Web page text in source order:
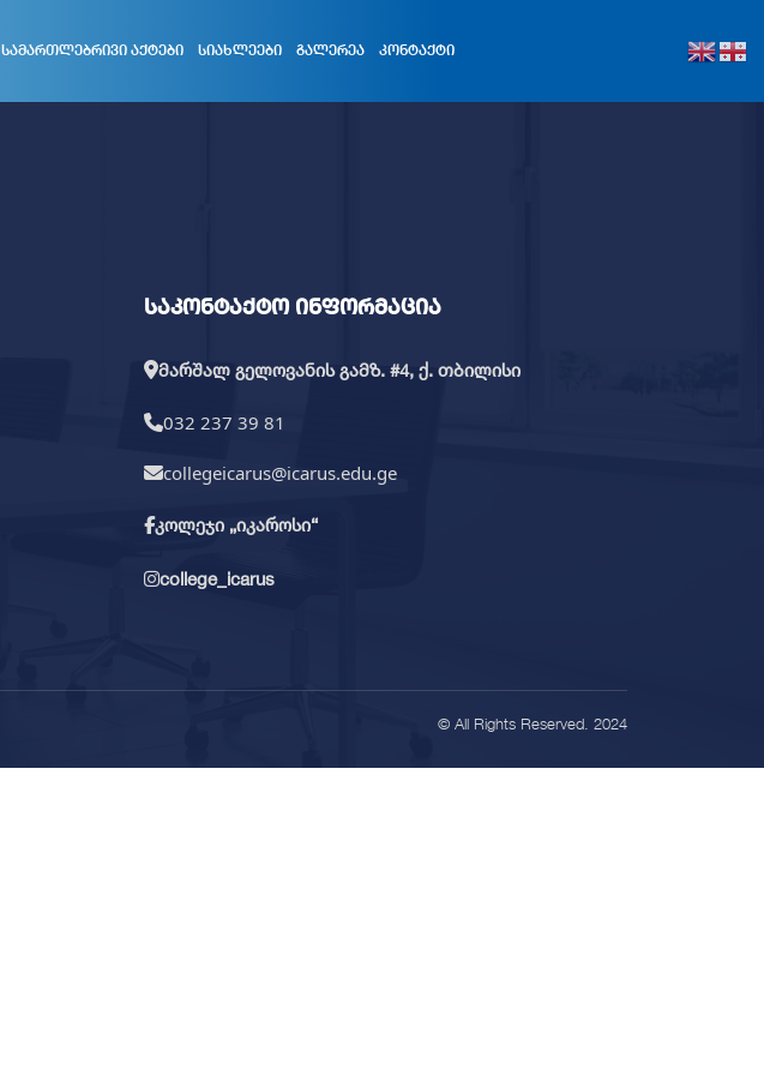
ᲡᲐᲛᲐᲠᲗᲚᲔᲑᲠᲘᲕᲘ ᲐᲥᲢᲔᲑᲘ ᲡᲘᲐᲮᲚᲔᲔᲑᲘ ᲒᲐᲚᲔᲠᲔᲐ ᲙᲝᲜᲢᲐᲥᲢᲘ
საკონტაქტო ინფორმაცია
მარშალ გელოვანის გამზ. #4, ქ. თბილისი
032 237 39 81
collegeicarus@icarus.edu.ge
კოლეჯი „იკაროსი“
college_icarus
© All Rights Reserved. 2024